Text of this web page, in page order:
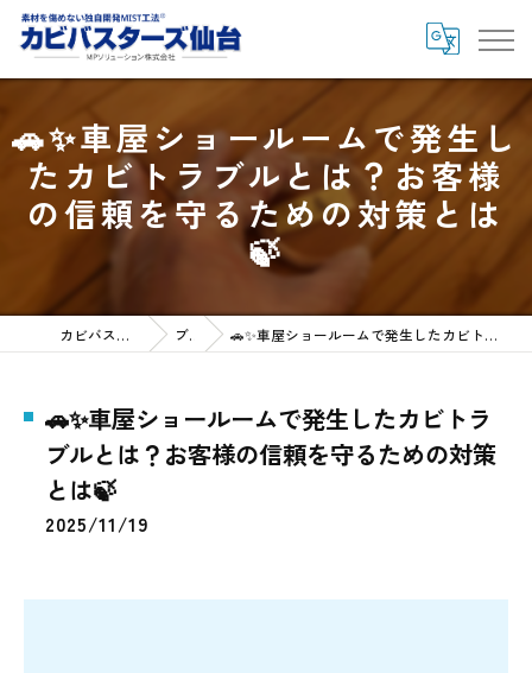
🚗✨車屋ショールームで発生し
たカビトラブルとは？お客様
の信頼を守るための対策とは
🍃
カビバスターズ仙台HOME ブログ 🚗✨車屋ショールームで発生したカビトラブルとは？お客様の信頼を守るための対策とは🍃
🚗✨車屋ショールームで発生したカビトラ
ブルとは？お客様の信頼を守るための対策
とは🍃
2025/11/19